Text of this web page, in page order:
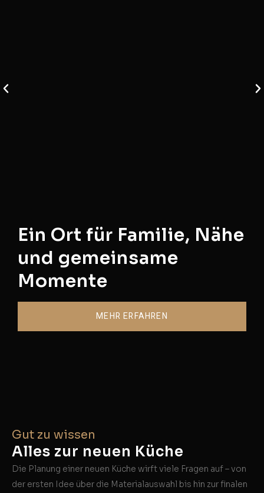
Ein Ort für Familie, Nähe
und gemeinsame
Momente
MEHR ERFAHREN
Gut zu wissen
Alles zur neuen Küche
Die Planung einer neuen Küche wirft viele Fragen auf – von
der ersten Idee über die Materialauswahl bis hin zur finalen